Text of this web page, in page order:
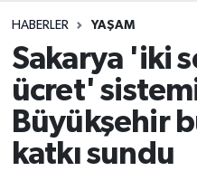
HABERLER YAŞAM
Sakarya 'iki
ücret'
Büyükşehir
katkı sundu